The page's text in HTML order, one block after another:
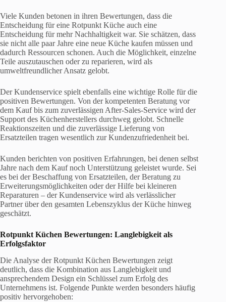
Viele Kunden betonen in ihren Bewertungen, dass die
Entscheidung für eine Rotpunkt Küche auch eine
Entscheidung für mehr Nachhaltigkeit war. Sie schätzen, dass
sie nicht alle paar Jahre eine neue Küche kaufen müssen und
dadurch Ressourcen schonen. Auch die Möglichkeit, einzelne
Teile auszutauschen oder zu reparieren, wird als
umweltfreundlicher Ansatz gelobt.
Der Kundenservice spielt ebenfalls eine wichtige Rolle für die
positiven Bewertungen. Von der kompetenten Beratung vor
dem Kauf bis zum zuverlässigen After-Sales-Service wird der
Support des Küchenherstellers durchweg gelobt. Schnelle
Reaktionszeiten und die zuverlässige Lieferung von
Ersatzteilen tragen wesentlich zur Kundenzufriedenheit bei.
Kunden berichten von positiven Erfahrungen, bei denen selbst
Jahre nach dem Kauf noch Unterstützung geleistet wurde. Sei
es bei der Beschaffung von Ersatzteilen, der Beratung zu
Erweiterungsmöglichkeiten oder der Hilfe bei kleineren
Reparaturen – der Kundenservice wird als verlässlicher
Partner über den gesamten Lebenszyklus der Küche hinweg
geschätzt.
Rotpunkt Küchen Bewertungen: Langlebigkeit als
Erfolgsfaktor
Die Analyse der Rotpunkt Küchen Bewertungen zeigt
deutlich, dass die Kombination aus Langlebigkeit und
ansprechendem Design ein Schlüssel zum Erfolg des
Unternehmens ist. Folgende Punkte werden besonders häufig
positiv hervorgehoben: